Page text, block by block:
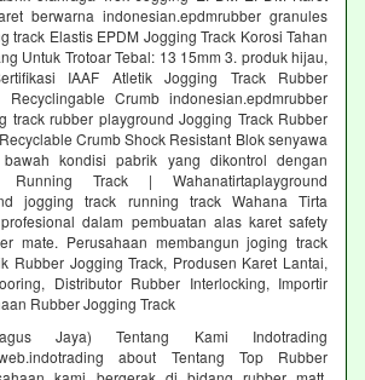
berwarna indonesian.epdmrubber granules
track Elastis EPDM Jogging Track Korosi Tahan
Untuk Trotoar Tebal: 13 15mm 3. produk hijau,
IAAF Atletik Jogging Track Rubber
Recyclingable Crumb indonesian.epdmrubber
track rubber playground Jogging Track Rubber
Crumb Shock Resistant Blok senyawa
kondisi pabrik yang dikontrol dengan
Track | Wahanatirtaplayground
jogging track running track Wahana Tirta
dalam pembuatan alas karet safety
mate. Perusahaan membangun joging track
Rubber Jogging Track, Produsen Karet Lantai,
Distributor Rubber Interlocking, Importir
Rubber Jogging Track
Jaya) Tentang Kami Indotrading
about Tentang Top Rubber